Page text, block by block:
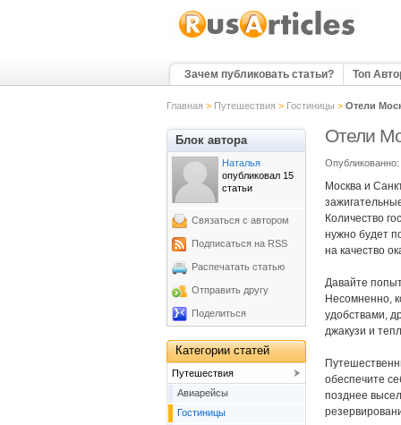
Зачем публиковать статьи? Топ
Главная > Путешествия > Гостиницы > Отели
Отели
Москва и
Количество
нужно будет
на качество
Давайте
Несомненно,
удобствами,
джакузи и
обеспечите
позднее
Блок автора
Наталья
опубликовал 15
статьи
Связаться с автором
Подписаться на RSS
Распечатать статью
Отправить другу
Поделиться
Категории статей
Путешествия
Авиарейсы
Гостиницы